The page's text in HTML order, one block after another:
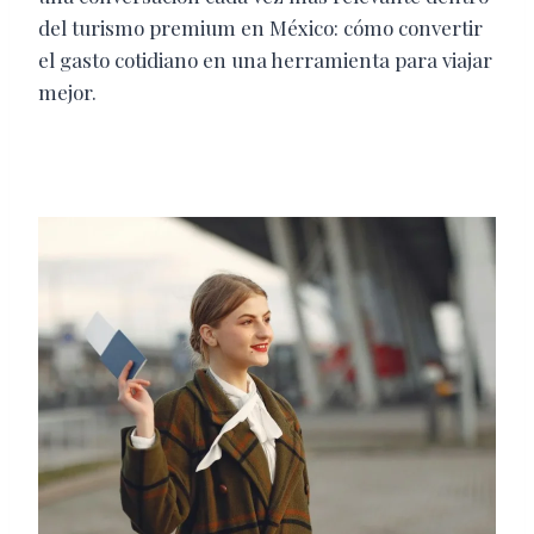
del turismo premium en México: cómo convertir
el gasto cotidiano en una herramienta para viajar
mejor.